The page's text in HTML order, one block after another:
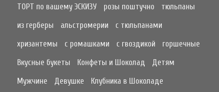
ТОРТ по вашему ЭСКИЗУ
розы поштучно
тюльпаны
из герберы
альстромерии
с тюльпанами
хризантемы
с ромашками с гвоздикой
горшечные
Вкусные букеты
Конфеты и Шоколад
Детям
Мужчине
Девушке
Клубника в Шоколаде